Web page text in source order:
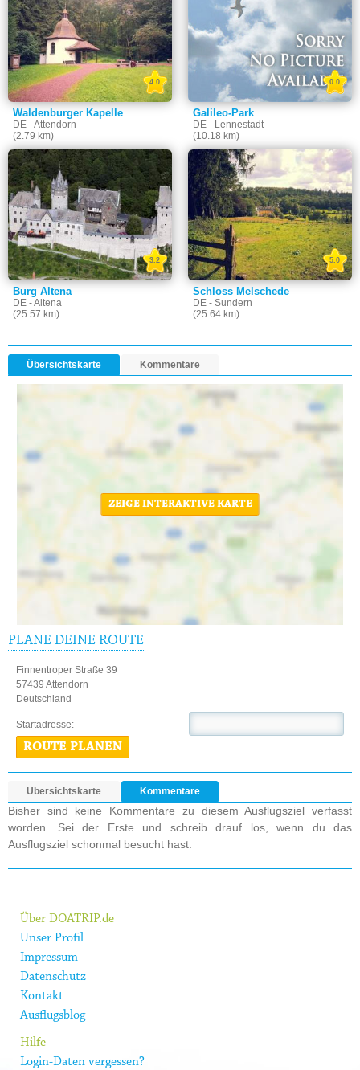
Waldenburger Kapelle
DE - Attendorn
(2.79 km)
4.0
Galileo-Park
DE - Lennestadt
(10.18 km)
0.0
Burg Altena
DE - Altena
(25.57 km)
3.2
Schloss Melschede
DE - Sundern
(25.64 km)
5.0
Übersichtskarte Kommentare
ZEIGE INTERAKTIVE KARTE
PLANE DEINE ROUTE
Finnentroper Straße 39
57439 Attendorn
Deutschland
Startadresse:
ROUTE PLANEN
Übersichtskarte Kommentare
Bisher sind keine Kommentare zu diesem Ausflugsziel verfasst
worden. Sei der Erste und schreib drauf los, wenn du das
Ausflugsziel schonmal besucht hast.
Über DOATRIP.de
Unser Profil
Impressum
Datenschutz
Kontakt
Ausflugsblog
Hilfe
Login-Daten vergessen?